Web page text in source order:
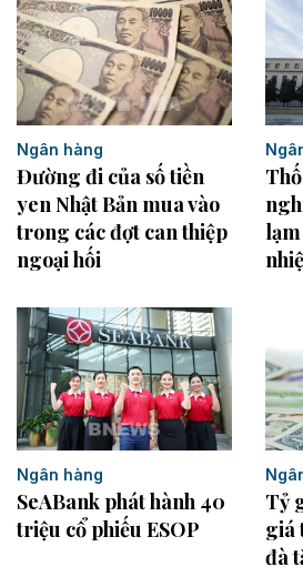
Ngân hàng
Đường đi của số tiền
yen Nhật Bản mua vào
trong các đợt can thiệp
ngoại hối
Ngân hàng
SeABank phát hành 40
triệu cổ phiếu ESOP
Tỷ
giá
đà